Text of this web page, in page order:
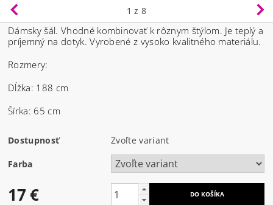
1 z 8
Dámsky šál. Vhodné kombinovať k rôznym štýlom. Je teplý a
príjemný na dotyk. Vyrobené z vysoko kvalitného materiálu.
Rozmery:
Dĺžka: 188 cm
Šírka: 65 cm
Dostupnosť Zvoľte variant
Farba
17 €